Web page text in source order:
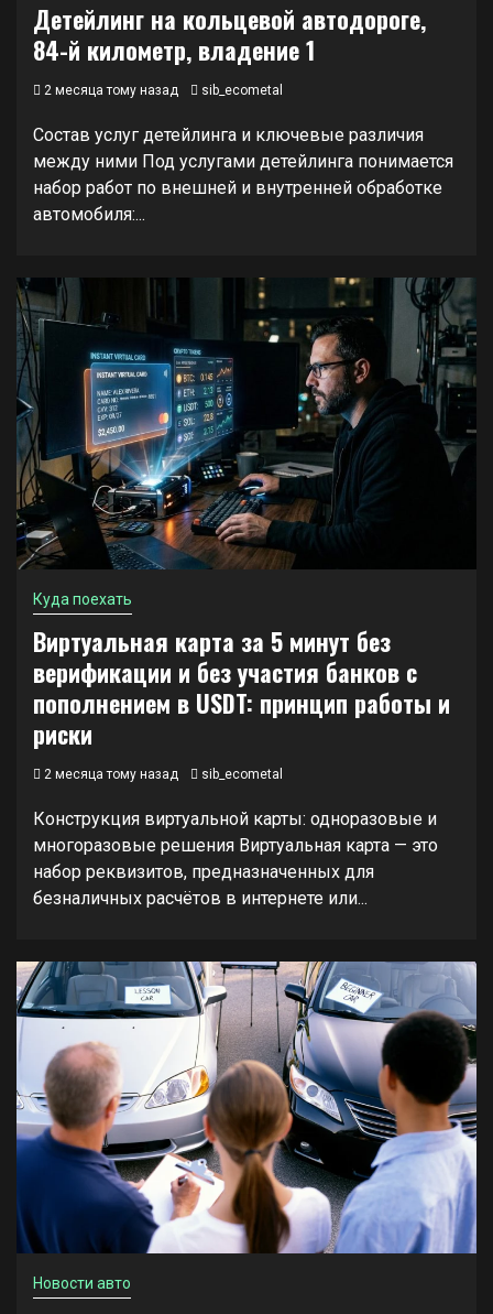
Детейлинг на кольцевой автодороге,
84-й километр, владение 1
2 месяца тому назад sib_ecometal
Состав услуг детейлинга и ключевые различия
между ними Под услугами детейлинга понимается
набор работ по внешней и внутренней обработке
автомобиля:...
Куда поехать
Виртуальная карта за 5 минут без
верификации и без участия банков с
пополнением в USDT: принцип работы и
риски
2 месяца тому назад sib_ecometal
Конструкция виртуальной карты: одноразовые и
многоразовые решения Виртуальная карта — это
набор реквизитов, предназначенных для
безналичных расчётов в интернете или...
Новости авто